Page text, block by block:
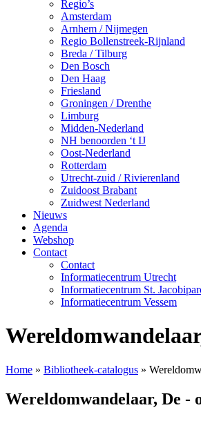
Regio’s
Amsterdam
Arnhem / Nijmegen
Regio Bollenstreek-Rijnland
Breda / Tilburg
Den Bosch
Den Haag
Friesland
Groningen / Drenthe
Limburg
Midden-Nederland
NH benoorden ‘t IJ
Oost-Nederland
Rotterdam
Utrecht-zuid / Rivierenland
Zuidoost Brabant
Zuidwest Nederland
Nieuws
Agenda
Webshop
Contact
Contact
Informatiecentrum Utrecht
Informatiecentrum St.
Informatiecentrum Vessem
Home » Bibliotheek-catalogus »
Wereldomwandelaar, De -